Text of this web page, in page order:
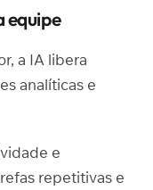
equipe
a IA libera
analíticas e
e
repetitivas e